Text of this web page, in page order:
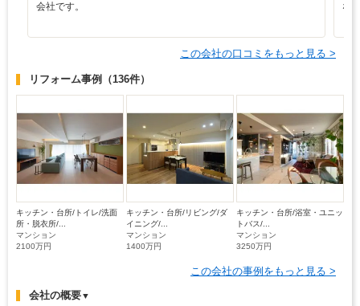
会社です。
な
この会社の口コミをもっと見る >
リフォーム事例 （136件）
キッチン・台所/トイレ/洗面
所・脱衣所/...
マンション
2100万円
キッチン・台所/リビング/ダ
イニング/...
マンション
1400万円
キッチン・台所/浴室・ユニッ
トバス/...
マンション
3250万円
この会社の事例をもっと見る >
会社の概要▼